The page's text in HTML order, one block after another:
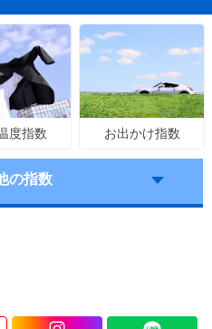
度指数 お出かけ指数
の指数